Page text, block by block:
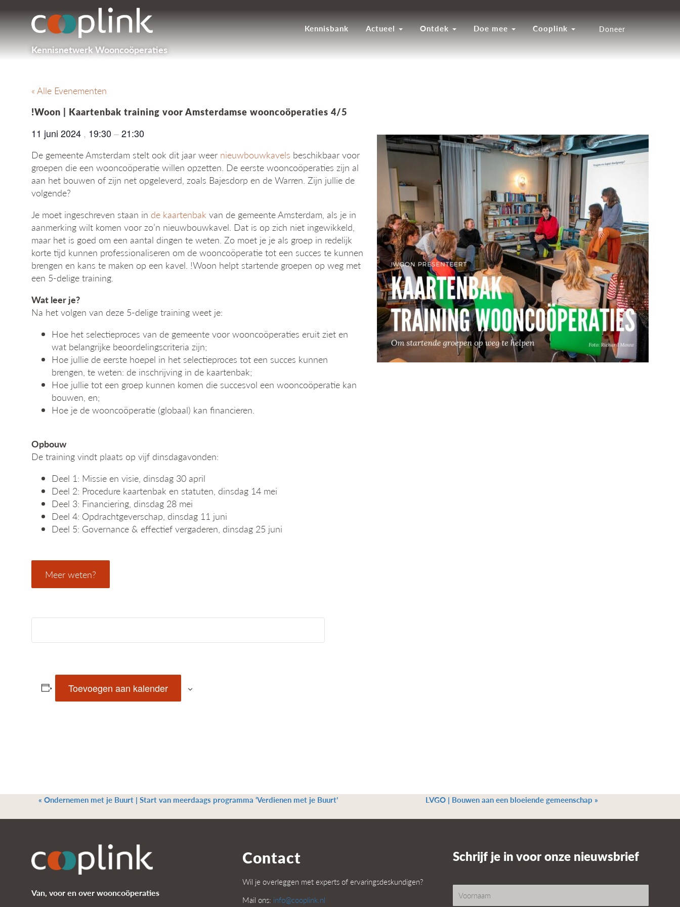
Kennisnetwerk Wooncoöperaties
Kennisbank Actueel Ontdek Doe mee Cooplink Doneer
« Alle Evenementen
!Woon | Kaartenbak training voor Amsterdamse wooncoöperaties 4/5
11 juni 2024 , 19:30 –21:30
De gemeente Amsterdam stelt ook dit jaar weer nieuwbouwkavels beschikbaar voor
groepen die een wooncoöperatie willen opzetten. De eerste wooncoöperaties zijn al
aan het bouwen of zijn net opgeleverd, zoals Bajesdorp en de Warren. Zijn jullie de
volgende?
Je moet ingeschreven staan in de kaartenbak van de gemeente Amsterdam, als je in
aanmerking wilt komen voor zo’n nieuwbouwkavel. Dat is op zich niet ingewikkeld,
maar het is goed om een aantal dingen te weten. Zo moet je je als groep in redelijk
korte tijd kunnen professionaliseren om de wooncoöperatie tot een succes te kunnen
brengen en kans te maken op een kavel. !Woon helpt startende groepen op weg met
een 5-delige training.
Wat leer je?
Na het volgen van deze 5-delige training weet je:
Hoe het selectieproces van de gemeente voor wooncoöperaties eruit ziet en
wat belangrijke beoordelingscriteria zijn;
Hoe jullie de eerste hoepel in het selectieproces tot een succes kunnen
brengen, te weten: de inschrijving in de kaartenbak;
Hoe jullie tot een groep kunnen komen die succesvol een wooncoöperatie kan
bouwen, en;
Hoe je de wooncoöperatie (globaal) kan financieren.
Opbouw
De training vindt plaats op vijf dinsdagavonden:
Deel 1: Missie en visie, dinsdag 30 april
Deel 2: Procedure kaartenbak en statuten, dinsdag 14 mei
Deel 3: Financiering, dinsdag 28 mei
Deel 4: Opdrachtgeverschap, dinsdag 11 juni
Deel 5: Governance & effectief vergaderen, dinsdag 25 juni
Meer weten?
Toevoegen aan kalender
« Ondernemen met je Buurt | Start van meerdaags programma ‘Verdienen met je Buurt’ LVGO | Bouwen aan een bloeiende gemeenschap »
Van, voor en over wooncoöperaties
Contact
Wil je overleggen met experts of ervaringsdeskundigen?
Mail ons: info@cooplink.nl
Schrijf je in voor onze nieuwsbrief